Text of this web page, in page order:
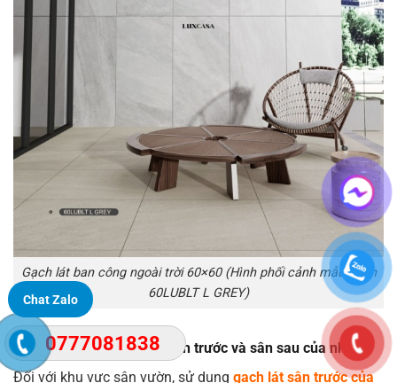
Gạch lát ban công ngoài trời 60×60 (Hình phối cảnh mẫu gạch
60LUBLT L GREY)
Sử dụng gạch 60×60 lát sân trước và sân sau của nhà
Đối với khu vực sân vườn, sử dụng gạch lát sân trước của
Chat Zalo
0777081838